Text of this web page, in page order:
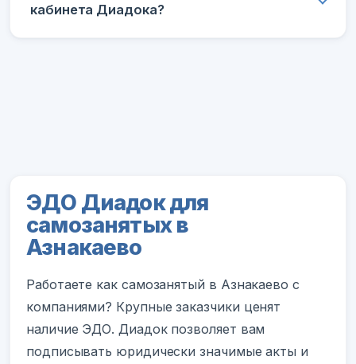
кабинета Диадока?
ЭДО Диадок для
самозанятых в
Азнакаево
Работаете как самозанятый в Азнакаево с
компаниями? Крупные заказчики ценят
наличие ЭДО. Диадок позволяет вам
подписывать юридически значимые акты и